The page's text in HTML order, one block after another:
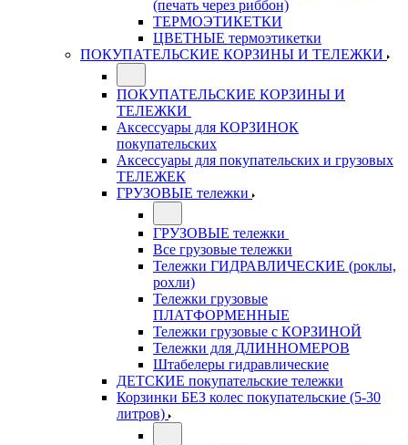
(печать через риббон)
ТЕРМОЭТИКЕТКИ
ЦВЕТНЫЕ термоэтикетки
ПОКУПАТЕЛЬСКИЕ КОРЗИНЫ И ТЕЛЕЖКИ
ПОКУПАТЕЛЬСКИЕ КОРЗИНЫ И
ТЕЛЕЖКИ
Аксессуары для КОРЗИНОК
покупательских
Аксессуары для покупательских и грузовых
ТЕЛЕЖЕК
ГРУЗОВЫЕ тележки
ГРУЗОВЫЕ тележки
Все грузовые тележки
Тележки ГИДРАВЛИЧЕСКИЕ (роклы,
рохли)
Тележки грузовые
ПЛАТФОРМЕННЫЕ
Тележки грузовые с КОРЗИНОЙ
Тележки для ДЛИННОМЕРОВ
Штабелеры гидравлические
ДЕТСКИЕ покупательские тележки
Корзинки БЕЗ колес покупательские (5-30
литров)